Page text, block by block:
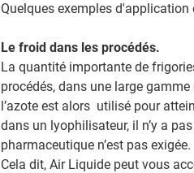
Quelques exemples
Le froid dans les procédés.
La quantité importante de
procédés, dans une large
l’azote est alors utilisé pour
dans un lyophilisateur, il n’y a
pharmaceutique n’est pas exigée.
Cela dit, Air Liquide peut vous